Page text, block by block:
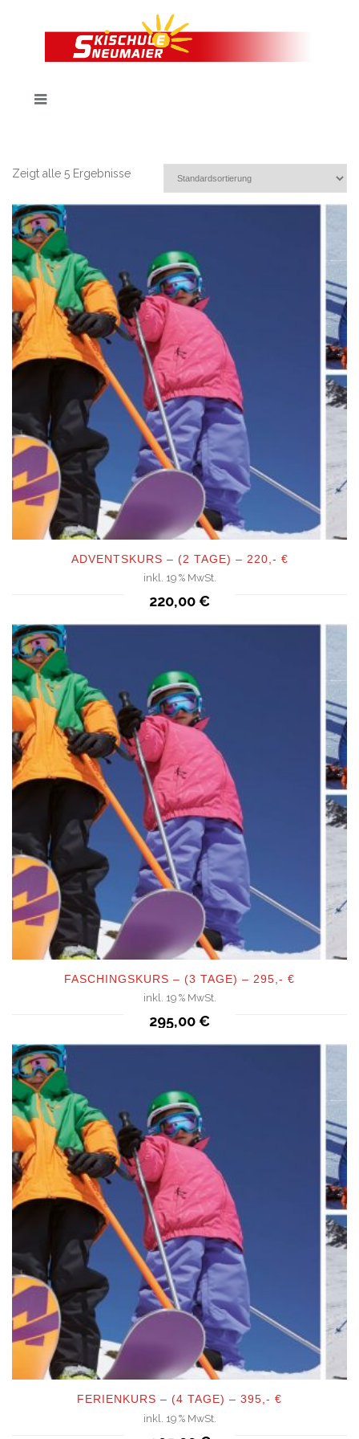
Zeigt alle 5 Ergebnisse
QUICKVIEW
ADVENTSKURS – (2 TAGE) – 220,- €
inkl. 19 % MwSt.
220,00€
QUICKVIEW
FASCHINGSKURS – (3 TAGE) – 295,- €
inkl. 19 % MwSt.
295,00€
QUICKVIEW
FERIENKURS – (4 TAGE) – 395,- €
inkl. 19 % MwSt.